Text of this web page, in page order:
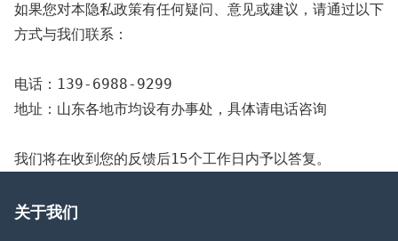
如果您对本隐私政策有任何疑问、意见或建议，请通过以下
方式与我们联系：
电话：139-6988-9299
地址：山东各地市均设有办事处，具体请电话咨询
我们将在收到您的反馈后15个工作日内予以答复。
关于我们